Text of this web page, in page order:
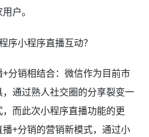
户。
分销相结合：微信作为目前市
通过熟人社交圈的分享裂变一
而此次小程序直播功能的更
+分销的营销新模式，通过小